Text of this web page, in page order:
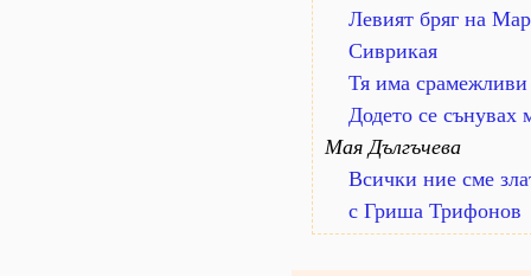
Левият бряг на
Сиврикая
Тя има
Додето се сънувах
Мая Дългъчева
Всички ние сме
с Гриша Трифонов